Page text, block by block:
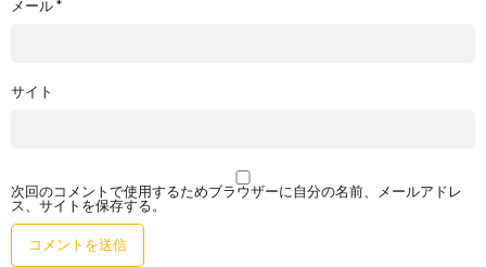
メール*
サイト
次回のコメントで使用するためブラウザーに自分の名前、メールアドレ
ス、サイトを保存する。